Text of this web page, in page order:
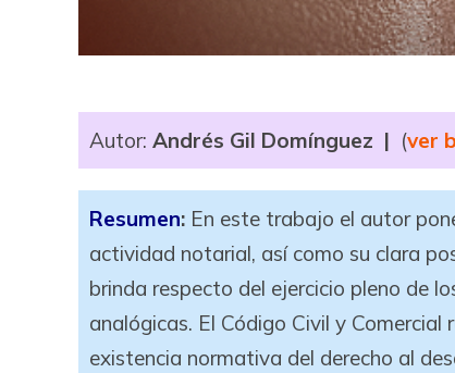
Autor: Andrés Gil Domínguez | (ver
Resumen: En este trabajo el autor
actividad notarial, así como su clara
brinda respecto del ejercicio pleno de
analógicas. El Código Civil y
existencia normativa del derecho al